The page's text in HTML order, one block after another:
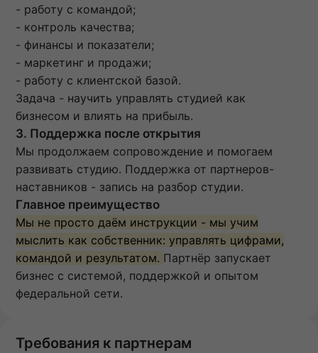
- работу с командой;
- контроль качества;
- финансы и показатели;
- маркетинг и продажи;
- работу с клиентской базой.
Задача - научить управлять студией как
бизнесом и влиять на прибыль.
3. Поддержка после открытия
Мы продолжаем сопровождение и помогаем
развивать студию. Поддержка от партнеров-
наставников - запись на разбор студии.
Главное преимущество
Мы не просто даём инструкции - мы учим
мыслить как собственник: управлять цифрами,
командой и результатом. Партнёр запускает
бизнес с системой, поддержкой и опытом
федеральной сети.
Требования к партнерам